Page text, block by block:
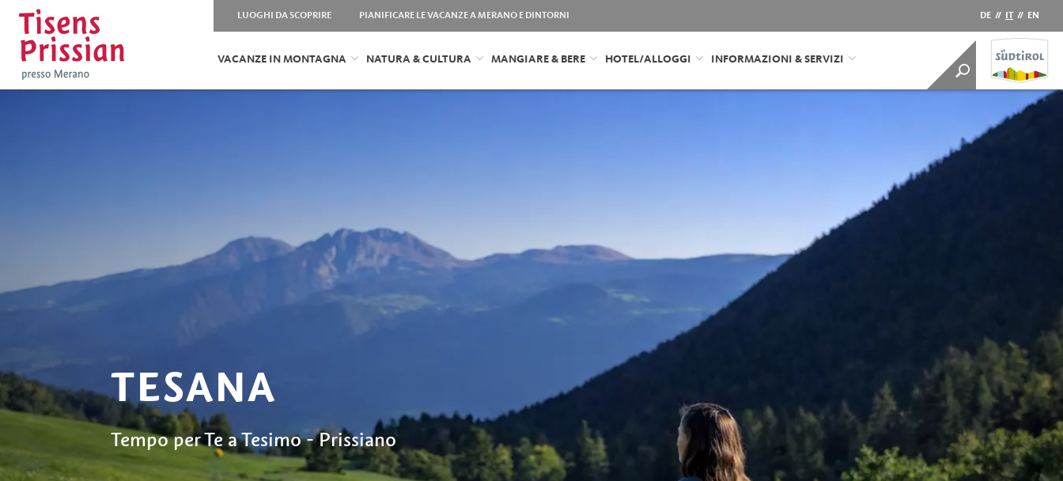
LUOGHI DA SCOPRIRE PIANIFICARE LE VACANZE A MERANO E DINTORNI DE // IT // EN
VACANZE IN MONTAGNA NATURA & CULTURA MANGIARE & BERE HOTEL/ALLOGGI INFORMAZIONI & SERVIZI
TESANA
Tempo per Te a Tesimo - Prissiano